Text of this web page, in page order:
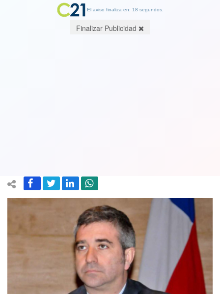
El aviso finaliza en: 17 segundos.
Finalizar Publicidad